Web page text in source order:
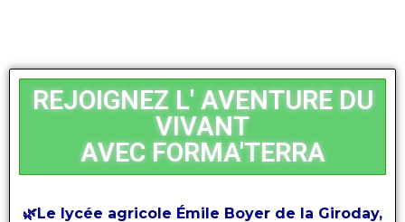
REJOIGNEZ L' AVENTURE DU
VIVANT
AVEC FORMA'TERRA
🌿Le lycée agricole Émile Boyer de la Giroday,